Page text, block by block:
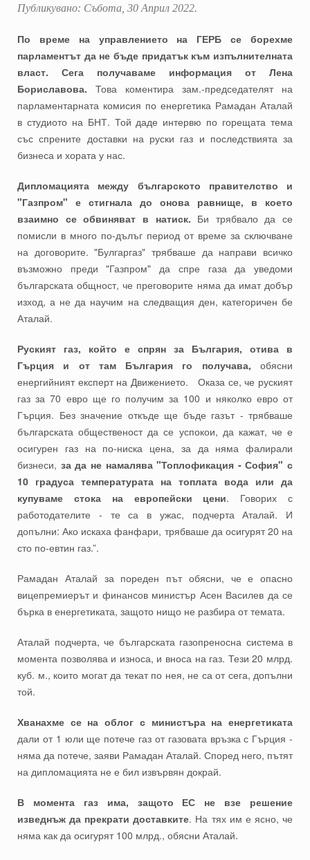
Публикувано: Събота, 30 Април 2022.
По време на управлението на ГЕРБ се борехме
парламентът да не бъде придатък към изпълнителната
власт. Сега получаваме информация от Лена
Бориславова. Това коментира зам.-председателят на
парламентарната комисия по енергетика Рамадан Аталай
в студиото на БНТ. Той даде интервю по горещата тема
със спрените доставки на руски газ и последствията за
бизнеса и хората у нас.
Дипломацията между българското правителство и
"Газпром" е стигнала до онова равнище, в което
взаимно се обвиняват в натиск. Би трябвало да се
помисли в много по-дълъг период от време за сключване
на договорите. "Булгаргаз" трябваше да направи всичко
възможно преди "Газпром" да спре газа да уведоми
българската общност, че преговорите няма да имат добър
изход, а не да научим на следващия ден, категоричен бе
Аталай.
Руският газ, който е спрян за България, отива в
Гърция и от там България го получава, обясни
енергийният експерт на Движението. Оказа се, че руският
газ за 70 евро ще го получим за 100 и няколко евро от
Гърция. Без значение откъде ще бъде газът - трябваше
българската общественост да се успокои, да кажат, че е
осигурен газ на по-ниска цена, за да няма фалирали
бизнеси, за да не намалява "Топлофикация - София" с
10 градуса температурата на топлата вода или да
купуваме стока на европейски цени. Говорих с
работодателите - те са в ужас, подчерта Аталай. И
допълни: Ако искаха фанфари, трябваше да осигурят 20 на
сто по-евтин газ.”.
Рамадан Аталай за пореден път обясни, че е опасно
вицепремиерът и финансов министър Асен Василев да се
бърка в енергетиката, защото нищо не разбира от темата.
Аталай подчерта, че българската газопреносна система в
момента позволява и износа, и вноса на газ. Тези 20 млрд.
куб. м., които могат да текат по нея, не са от сега, допълни
той.
Хванахме се на облог с министъра на енергетиката
дали от 1 юли ще потече газ от газовата връзка с Гърция -
няма да потече, заяви Рамадан Аталай. Според него, пътят
на дипломацията не е бил извървян докрай.
В момента газ има, защото ЕС не взе решение
изведнъж да прекрати доставките. На тях им е ясно, че
няма как да осигурят 100 млрд., обясни Аталай.